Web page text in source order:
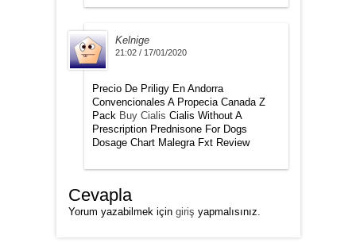
Kelnige
21:02 / 17/01/2020
Precio De Priligy En Andorra
Convencionales A Propecia Canada Z
Pack Buy Cialis Cialis Without A
Prescription Prednisone For Dogs
Dosage Chart Malegra Fxt Review
Cevapla
Yorum yazabilmek için giriş yapmalısınız.